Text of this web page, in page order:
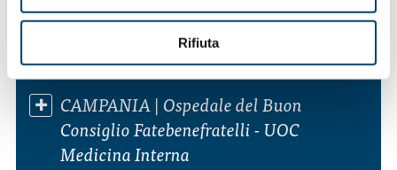
Rifiuta
CAMPANIA| Ambulatorio Medicina
Interna e Geriatria | Ospedale del Mare
CAMPANIA | Ospedale del Buon
Consiglio Fatebenefratelli - UOC
Medicina Interna